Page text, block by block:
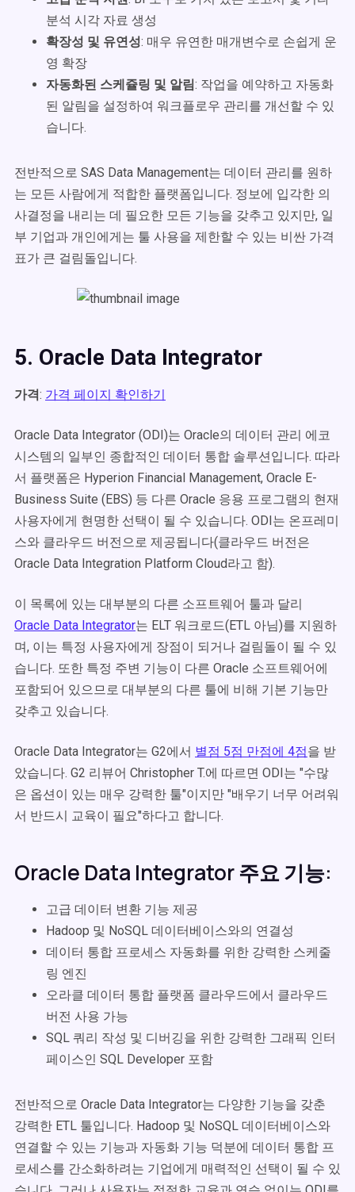
분석 시각 자료 생성
확장성 및 유연성: 매우 유연한 매개변수로 손쉽게 운
영 확장
자동화된 스케쥴링 및 알림: 작업을 예약하고 자동화
된 알림을 설정하여 워크플로우 관리를 개선할 수 있
습니다.
전반적으로 SAS Data Management는 데이터 관리를 원하
는 모든 사람에게 적합한 플랫폼입니다. 정보에 입각한 의
사결정을 내리는 데 필요한 모든 기능을 갖추고 있지만, 일
부 기업과 개인에게는 툴 사용을 제한할 수 있는 비싼 가격
표가 큰 걸림돌입니다.
5. Oracle Data Integrator
가격: 가격 페이지 확인하기
Oracle Data Integrator (ODI)는 Oracle의 데이터 관리 에코
시스템의 일부인 종합적인 데이터 통합 솔루션입니다. 따라
서 플랫폼은 Hyperion Financial Management, Oracle E-
Business Suite (EBS) 등 다른 Oracle 응용 프로그램의 현재
사용자에게 현명한 선택이 될 수 있습니다. ODI는 온프레미
스와 클라우드 버전으로 제공됩니다(클라우드 버전은
Oracle Data Integration Platform Cloud라고 함).
이 목록에 있는 대부분의 다른 소프트웨어 툴과 달리
Oracle Data Integrator는 ELT 워크로드(ETL 아님)를 지원하
며, 이는 특정 사용자에게 장점이 되거나 걸림돌이 될 수 있
습니다. 또한 특정 주변 기능이 다른 Oracle 소프트웨어에
포함되어 있으므로 대부분의 다른 툴에 비해 기본 기능만
갖추고 있습니다.
Oracle Data Integrator는 G2에서 별점 5점 만점에 4점을 받
았습니다. G2 리뷰어 Christopher T.에 따르면 ODI는 "수많
은 옵션이 있는 매우 강력한 툴"이지만 "배우기 너무 어려워
서 반드시 교육이 필요"하다고 합니다.
Oracle Data Integrator 주요 기능:
고급 데이터 변환 기능 제공
Hadoop 및 NoSQL 데이터베이스와의 연결성
데이터 통합 프로세스 자동화를 위한 강력한 스케줄
링 엔진
오라클 데이터 통합 플랫폼 클라우드에서 클라우드
버전 사용 가능
SQL 쿼리 작성 및 디버깅을 위한 강력한 그래픽 인터
페이스인 SQL Developer 포함
전반적으로 Oracle Data Integrator는 다양한 기능을 갖춘
강력한 ETL 툴입니다. Hadoop 및 NoSQL 데이터베이스와
연결할 수 있는 기능과 자동화 기능 덕분에 데이터 통합 프
로세스를 간소화하려는 기업에게 매력적인 선택이 될 수 있